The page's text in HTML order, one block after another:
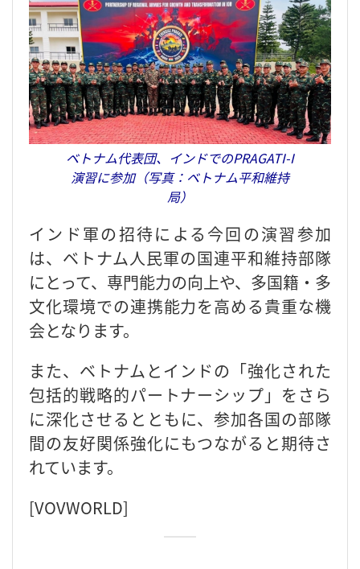
ベトナム代表団、インドでのPRAGATI-I
演習に参加（写真：ベトナム平和維持
局）
インド軍の招待による今回の演習参加
は、ベトナム人民軍の国連平和維持部隊
にとって、専門能力の向上や、多国籍・多
文化環境での連携能力を高める貴重な機
会となります。
また、ベトナムとインドの「強化された
包括的戦略的パートナーシップ」をさら
に深化させるとともに、参加各国の部隊
間の友好関係強化にもつながると期待さ
れています。
[VOVWORLD]